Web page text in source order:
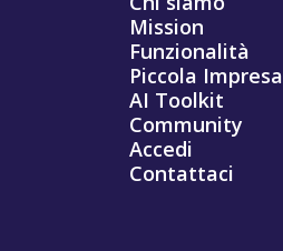
Mission
Funzionalità
Piccola Impresa
AI Toolkit
Community
Accedi
Contattaci